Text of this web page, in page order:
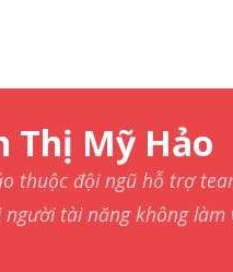
Thị Mỹ Hảo
thuộc đội ngũ hỗ trợ
tài năng không làm